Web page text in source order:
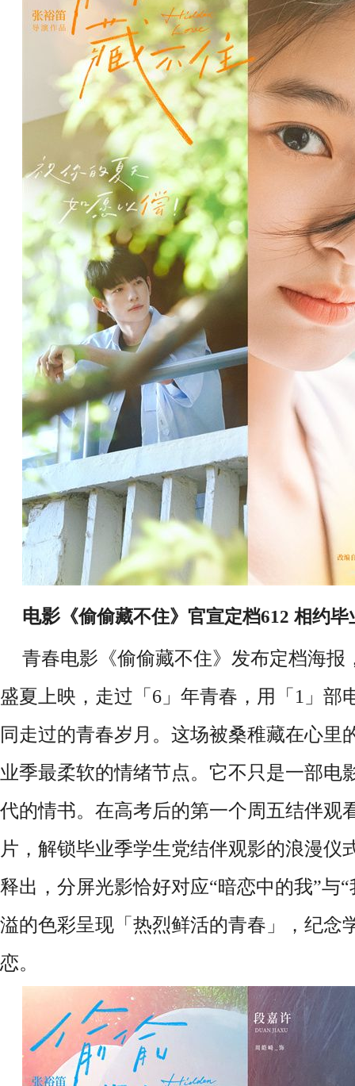
电影 《偷偷藏不住》官宣定档612 相约
青春电影《偷偷藏不住》 发布定档海报
盛夏上映，走过「 6」年青春，用「1」部
同走过的青春岁月。这场被桑稚藏在心里
业季最柔软的情绪节点。它不只是一部电
代的情书。在高考后的第一个周五结伴观
片，解锁毕业季学生党结伴观影的浪漫仪
释出，分屏光影恰好对应“暗恋中的我”与“
溢的色彩呈现「热烈鲜活的青春」，纪念
恋。